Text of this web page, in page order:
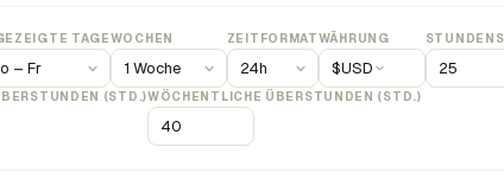
TAGEWOCHEN ZEITFORMATWÄHRUNG
$USD
(STD.)WÖCHENTLICHE ÜBERSTUNDEN (STD.)